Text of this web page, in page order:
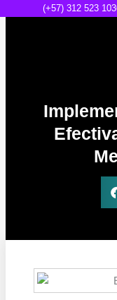
(+57) 312 523